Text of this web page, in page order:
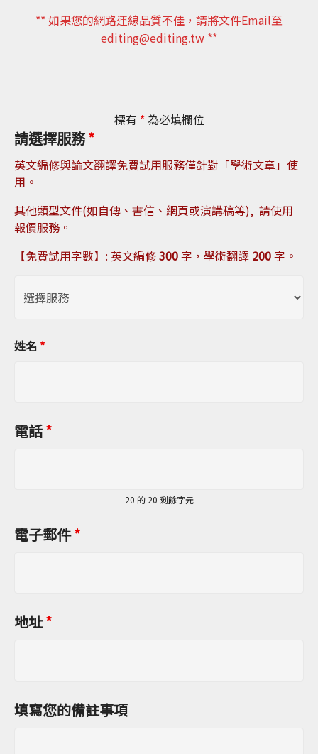
** 如果您的網路連線品質不佳，請將文件Email至
editing@editing.tw **
標有 *為必填欄位
請選擇服務*
英文編修與論文翻譯免費試用服務僅針對「學術文章」使
用。
其他類型文件(如自傳、書信、網頁或演講稿等), 請使用
報價服務。
【免費試用字數】: 英文編修300字，學術翻譯 200字。
姓名 *
電話*
20 的 20 剩餘字元
電子郵件*
地址*
填寫您的備註事項